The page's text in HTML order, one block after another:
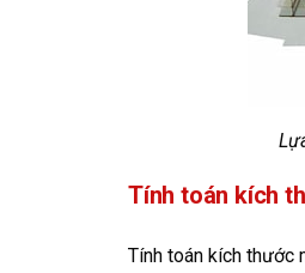
Tính toán kích
Tính toán kích thước